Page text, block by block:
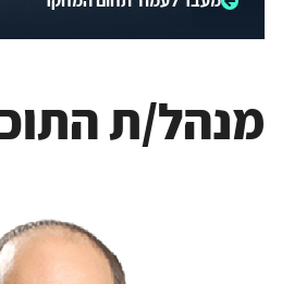
מנהל/ת